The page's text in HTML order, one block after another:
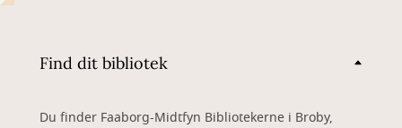
Find dit bibliotek
Du finder Faaborg-Midtfyn Bibliotekerne i Broby,